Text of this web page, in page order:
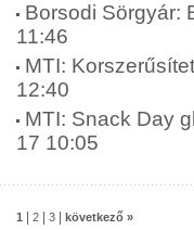
Borsodi Sörgyár:
11:46
MTI:
12:40
MTI: Snack Day
17 10:05
1 2 3 következő »